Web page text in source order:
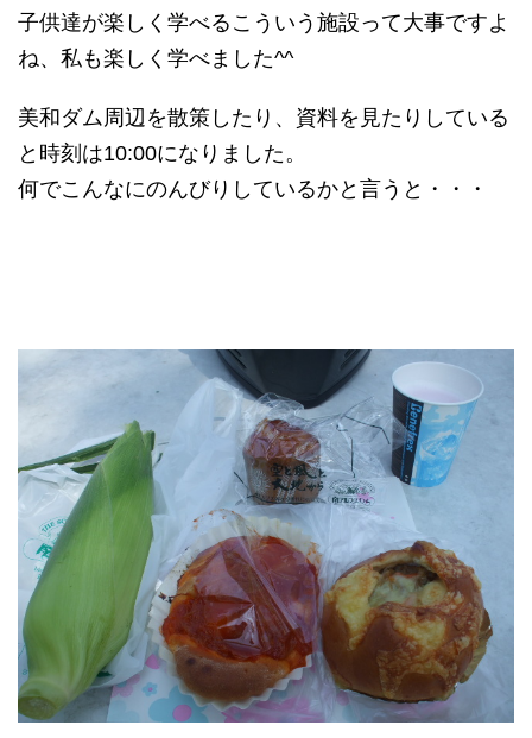
子供達が楽しく学べるこういう施設って大事ですよ
ね、私も楽しく学べました^^
美和ダム周辺を散策したり、資料を見たりしている
と時刻は10:00になりました。
何でこんなにのんびりしているかと言うと・・・